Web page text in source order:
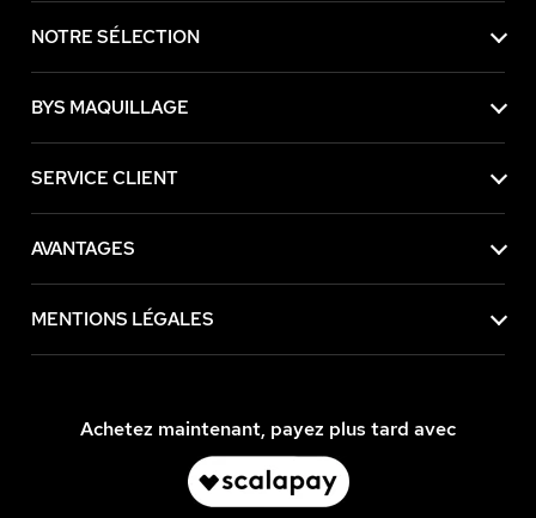
NOTRE SÉLECTION
BYS MAQUILLAGE
SERVICE CLIENT
AVANTAGES
MENTIONS LÉGALES
Achetez maintenant, payez plus tard avec